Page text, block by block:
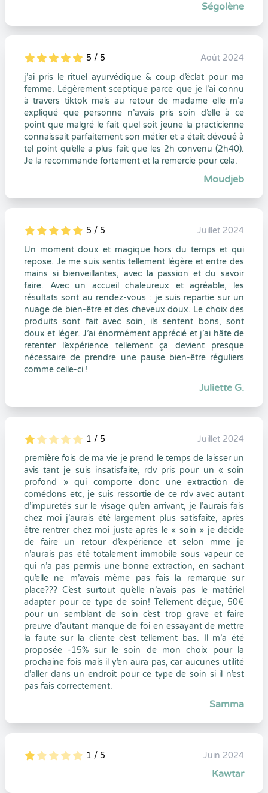
Ségolène
5
1
5
0 5 / 5
Août 2024
j’ai pris le rituel ayurvédique & coup d’éclat pour ma
femme. Légèrement sceptique parce que je l’ai connu
à travers tiktok mais au retour de madame elle m’a
expliqué que personne n’avais pris soin d’elle à ce
point que malgré le fait quel soit jeune la practicienne
connaissait parfaitement son métier et a était dévoué à
tel point qu’elle a plus fait que les 2h convenu (2h40).
Je la recommande fortement et la remercie pour cela.
Moudjeb
5
1
5
0 5 / 5
Juillet 2024
Un moment doux et magique hors du temps et qui
repose. Je me suis sentis tellement légère et entre des
mains si bienveillantes, avec la passion et du savoir
faire. Avec un accueil chaleureux et agréable, les
résultats sont au rendez-vous : je suis repartie sur un
nuage de bien-être et des cheveux doux. Le choix des
produits sont fait avec soin, ils sentent bons, sont
doux et léger. J’ai énormément apprécié et j’ai hâte de
retenter l’expérience tellement ça devient presque
nécessaire de prendre une pause bien-être réguliers
comme celle-ci !
Juliette G.
5
1
1
0 1 / 5
Juillet 2024
première fois de ma vie je prend le temps de laisser un
avis tant je suis insatisfaite, rdv pris pour un « soin
profond » qui comporte donc une extraction de
comédons etc, je suis ressortie de ce rdv avec autant
d’impuretés sur le visage qu’en arrivant, je l’aurais fais
chez moi j’aurais été largement plus satisfaite, après
être rentrer chez moi juste après le « soin » je décide
de faire un retour d’expérience et selon mme je
n’aurais pas été totalement immobile sous vapeur ce
qui n’a pas permis une bonne extraction, en sachant
qu’elle ne m’avais même pas fais la remarque sur
place??? C’est surtout qu’elle n’avais pas le matériel
adapter pour ce type de soin! Tellement déçue, 50€
pour un semblant de soin c’est trop grave et faire
preuve d’autant manque de foi en essayant de mettre
la faute sur la cliente c’est tellement bas. Il m’a été
proposée -15% sur le soin de mon choix pour la
prochaine fois mais il y’en aura pas, car aucunes utilité
d’aller dans un endroit pour ce type de soin si il n’est
pas fais correctement.
Samma
5
1
1
0 1 / 5 Juin 2024
Kawtar